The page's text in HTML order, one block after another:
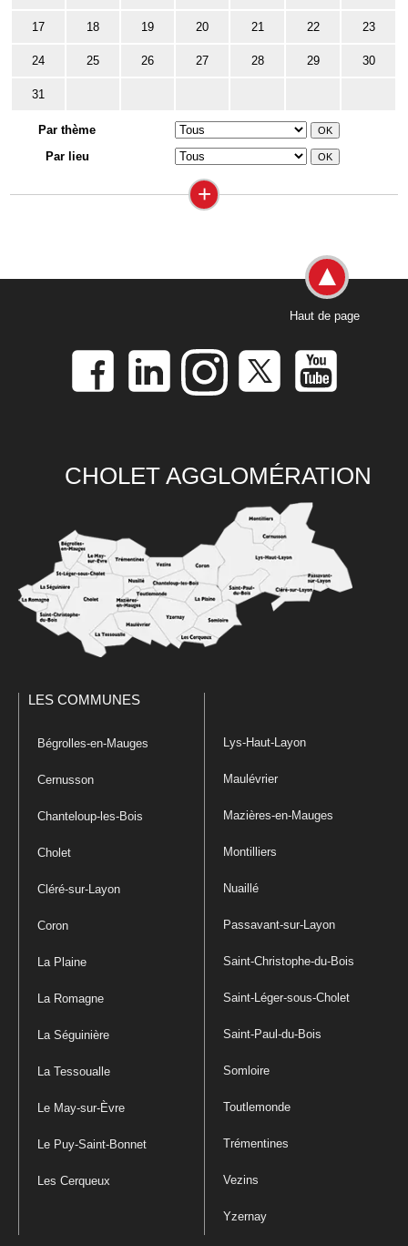
17 18 19 20 21 22 23
24 25 26 27 28 29 30
31
Par thème
Par lieu
+
Haut de page
CHOLET AGGLOMÉRATION
LES COMMUNES
Bégrolles-en-Mauges
Cernusson
Chanteloup-les-Bois
Cholet
Cléré-sur-Layon
Coron
La Plaine
La Romagne
La Séguinière
La Tessoualle
Le May-sur-Èvre
Le Puy-Saint-Bonnet
Les Cerqueux
Lys-Haut-Layon
Maulévrier
Mazières-en-Mauges
Montilliers
Nuaillé
Passavant-sur-Layon
Saint-Christophe-du-Bois
Saint-Léger-sous-Cholet
Saint-Paul-du-Bois
Somloire
Toutlemonde
Trémentines
Vezins
Yzernay